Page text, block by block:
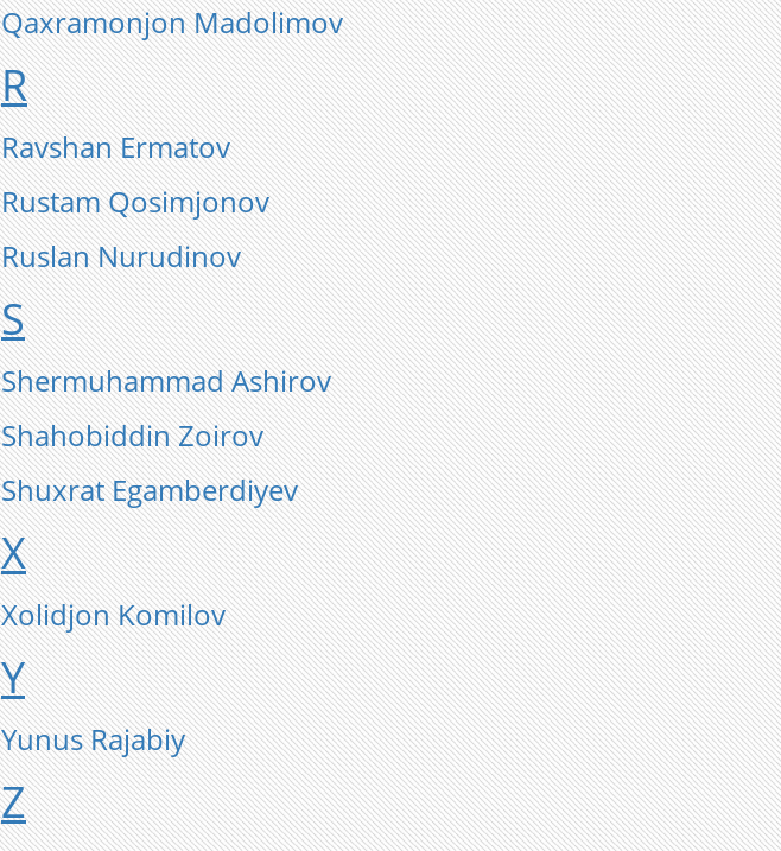
Qaxramonjon Madolimov
R
Ravshan Ermatov
Rustam Qosimjonov
Ruslan Nurudinov
S
Shermuhammad Ashirov
Shahobiddin Zoirov
Shuxrat Egamberdiyev
X
Xolidjon Komilov
Y
Yunus Rajabiy
Z